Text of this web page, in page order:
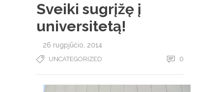
Sveiki sugrįžę į
universitetą!
26 rugpjūčio, 2014
UNCATEGORIZED 0